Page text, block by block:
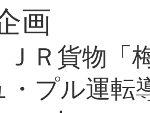
画
Ｒ貨物「
・プル運転